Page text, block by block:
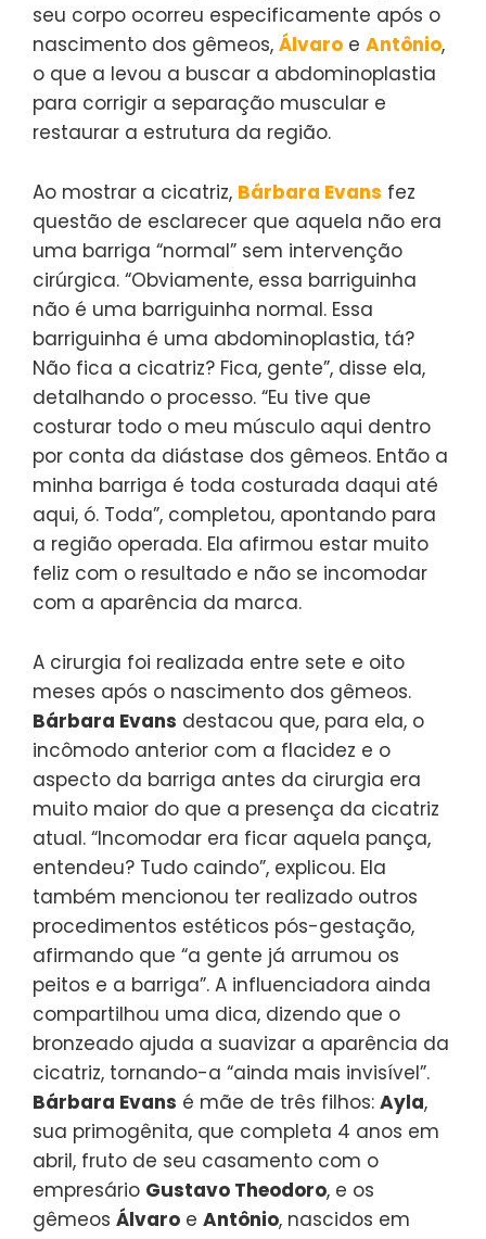
seu corpo ocorreu especificamente após o
nascimento dos gêmeos, Álvaro e Antônio,
o que a levou a buscar a abdominoplastia
para corrigir a separação muscular e
restaurar a estrutura da região.
Ao mostrar a cicatriz, Bárbara Evans fez
questão de esclarecer que aquela não era
uma barriga “normal” sem intervenção
cirúrgica. “Obviamente, essa barriguinha
não é uma barriguinha normal. Essa
barriguinha é uma abdominoplastia, tá?
Não fica a cicatriz? Fica, gente”, disse ela,
detalhando o processo. “Eu tive que
costurar todo o meu músculo aqui dentro
por conta da diástase dos gêmeos. Então a
minha barriga é toda costurada daqui até
aqui, ó. Toda”, completou, apontando para
a região operada. Ela afirmou estar muito
feliz com o resultado e não se incomodar
com a aparência da marca.
A cirurgia foi realizada entre sete e oito
meses após o nascimento dos gêmeos.
Bárbara Evans destacou que, para ela, o
incômodo anterior com a flacidez e o
aspecto da barriga antes da cirurgia era
muito maior do que a presença da cicatriz
atual. “Incomodar era ficar aquela pança,
entendeu? Tudo caindo”, explicou. Ela
também mencionou ter realizado outros
procedimentos estéticos pós-gestação,
afirmando que “a gente já arrumou os
peitos e a barriga”. A influenciadora ainda
compartilhou uma dica, dizendo que o
bronzeado ajuda a suavizar a aparência da
cicatriz, tornando-a “ainda mais invisível”.
Bárbara Evans é mãe de três filhos: Ayla,
sua primogênita, que completa 4 anos em
abril, fruto de seu casamento com o
empresário Gustavo Theodoro, e os
gêmeos Álvaro e Antônio, nascidos em